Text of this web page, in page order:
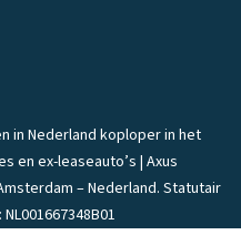
in Nederland koploper in het
en ex-leaseauto’s | Axus
– Nederland. Statutair